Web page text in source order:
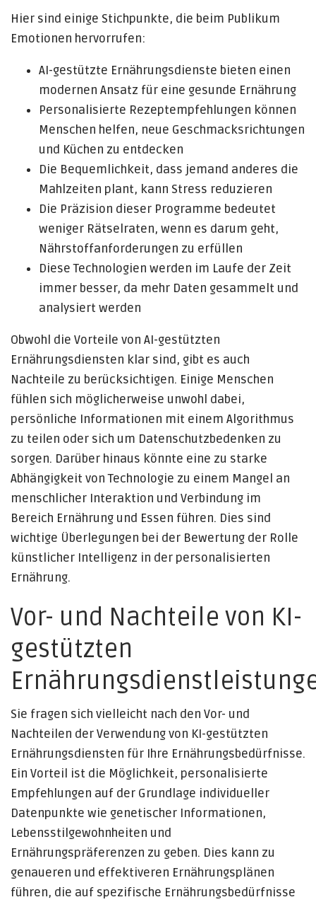
Hier sind einige Stichpunkte, die beim Publikum
Emotionen hervorrufen:
AI-gestützte Ernährungsdienste bieten einen
modernen Ansatz für eine gesunde Ernährung
Personalisierte Rezeptempfehlungen können
Menschen helfen, neue Geschmacksrichtungen
und Küchen zu entdecken
Die Bequemlichkeit, dass jemand anderes die
Mahlzeiten plant, kann Stress reduzieren
Die Präzision dieser Programme bedeutet
weniger Rätselraten, wenn es darum geht,
Nährstoffanforderungen zu erfüllen
Diese Technologien werden im Laufe der Zeit
immer besser, da mehr Daten gesammelt und
analysiert werden
Obwohl die Vorteile von AI-gestützten
Ernährungsdiensten klar sind, gibt es auch
Nachteile zu berücksichtigen. Einige Menschen
fühlen sich möglicherweise unwohl dabei,
persönliche Informationen mit einem Algorithmus
zu teilen oder sich um Datenschutzbedenken zu
sorgen. Darüber hinaus könnte eine zu starke
Abhängigkeit von Technologie zu einem Mangel an
menschlicher Interaktion und Verbindung im
Bereich Ernährung und Essen führen. Dies sind
wichtige Überlegungen bei der Bewertung der Rolle
künstlicher Intelligenz in der personalisierten
Ernährung.
Vor- und Nachteile von KI-
gestützten
Sie fragen sich vielleicht nach den Vor- und
Nachteilen der Verwendung von KI-gestützten
Ernährungsdiensten für Ihre Ernährungsbedürfnisse.
Ein Vorteil ist die Möglichkeit, personalisierte
Empfehlungen auf der Grundlage individueller
Datenpunkte wie genetischer Informationen,
Lebensstilgewohnheiten und
Ernährungspräferenzen zu geben. Dies kann zu
genaueren und effektiveren Ernährungsplänen
führen, die auf spezifische Ernährungsbedürfnisse